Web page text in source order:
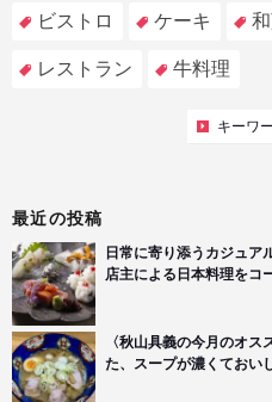
ビストロ ケーキ
レストラン 牛料理
キーワ
最近の投稿
日常に寄り添うカジュア
店主による日本料理をコ
〈秋山具義の今月のオ
た、スープが濃くておい